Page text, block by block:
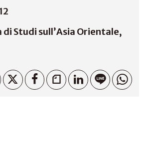
di Studi sull’Asia Orientale,